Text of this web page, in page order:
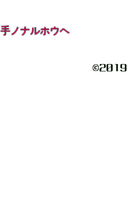
手ノナルホウヘ
©️2019